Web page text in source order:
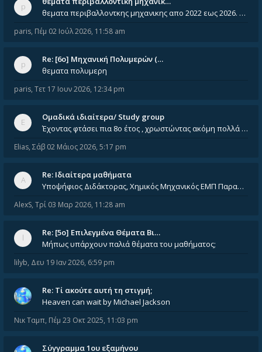
θεματα περιβαλλοντκης μηχανικης απο 2022 εως 2026. Δεν ειναι μεσα του Σεπτεμβιου του 2025. Αν τα εχει καποιος ας τα ανε
paris, Πέμ 02 Ιούλ 2026, 11:58 am
Re: [6o] Mηχανική Πολυμερών (…
θεματα πολυμερη
paris, Τετ 17 Ιουν 2026, 12:34 pm
Ομαδικά ιδιαίτερα/ Study group
Έχοντας φτάσει πια 8ο έτος , χρωστώντας ακόμη πολλά και χωρίς καμία όρεξη ούτε να διαβάσω μόνος μου ούτε να παρακολουθήσ
Elias, Σάβ 02 Μάιος 2026, 5:17 pm
Re: Ιδιαίτερα μαθήματα
Υποψήφιος Διδάκτορας, Χημικός Μηχανικός ΕΜΠ Παραδίδω ιδιαίτερα μαθήματα μέσης και ανώτατης εκπαίδευσης σε θετικές και τε
AlexS, Τρί 03 Μαρ 2026, 11:28 am
Re: [5ο] Επιλεγμένα Θέματα Βι…
Μήπως υπάρχουν παλιά θέματα του μαθήματος;
lilyb, Δευ 19 Ιαν 2026, 6:59 pm
Re: Tί ακούτε αυτή τη στιγμή;
Heaven can wait by Michael Jackson
Νικ Ταμπ, Πέμ 23 Οκτ 2025, 11:03 pm
Σύγγραμμα 1ου εξαμήνου